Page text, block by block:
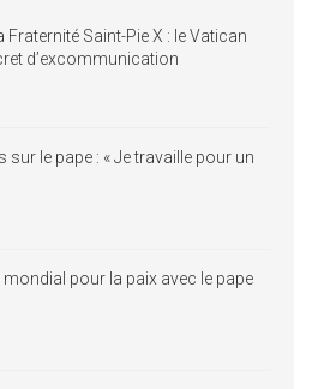
Fraternité Saint-Pie X : le Vatican
d’excommunication
sur le pape : « Je travaille pour un
mondial pour la paix avec le pape